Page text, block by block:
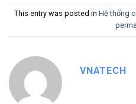
This entry was posted in Hệ thống
VNATECH